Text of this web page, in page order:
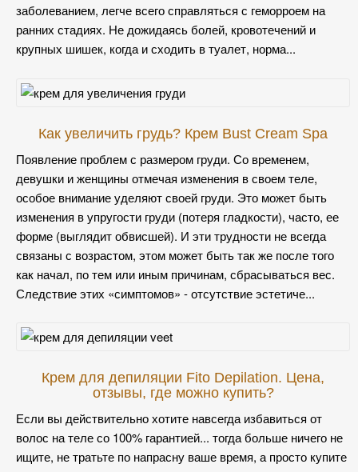
заболеванием, легче всего справляться с геморроем на
ранних стадиях. Не дожидаясь болей, кровотечений и
крупных шишек, когда и сходить в туалет, норма...
Как увеличить грудь? Крем Bust Cream Spa
Появление проблем с размером груди. Со временем,
девушки и женщины отмечая изменения в своем теле,
особое внимание уделяют своей груди. Это может быть
изменения в упругости груди (потеря гладкости), часто, ее
форме (выглядит обвисшей). И эти трудности не всегда
связаны с возрастом, этом может быть так же после того
как начал, по тем или иным причинам, сбрасываться вес.
Следствие этих «симптомов» - отсутствие эстетиче...
Крем для депиляции Fito Depilation. Цена,
отзывы, где можно купить?
Если вы действительно хотите навсегда избавиться от
волос на теле со 100% гарантией... тогда больше ничего не
ищите, не тратьте по напрасну ваше время, а просто купите